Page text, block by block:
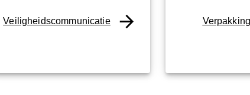
Veiligheidscommunicatie